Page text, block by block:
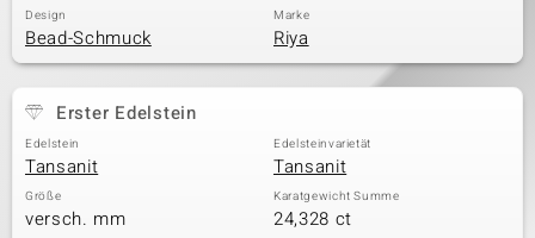
Design
Bead-Schmuck
Marke
Riya
Erster Edelstein
Edelstein
Tansanit
Edelsteinvarietät
Tansanit
Größe
versch. mm
Karatgewicht Summe
24,328 ct